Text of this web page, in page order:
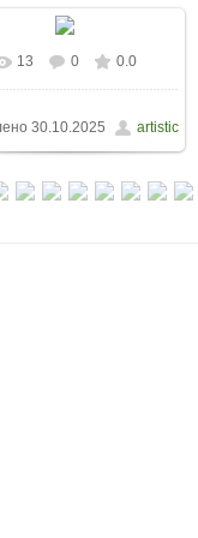
13 0 0.0
30.10.2025 artistic